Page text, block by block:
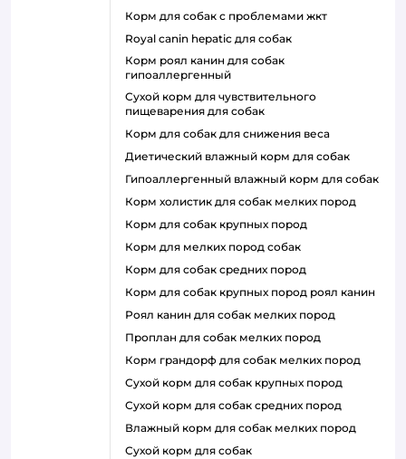
корм для собак с проблемами жкт
royal canin hepatic для собак
корм роял канин для собак
гипоаллергенный
сухой корм для чувствительного
пищеварения для собак
корм для собак для снижения веса
диетический влажный корм для собак
гипоаллергенный влажный корм для собак
корм холистик для собак мелких пород
корм для собак крупных пород
корм для мелких пород собак
корм для собак средних пород
корм для собак крупных пород роял канин
роял канин для собак мелких пород
проплан для собак мелких пород
корм грандорф для собак мелких пород
сухой корм для собак крупных пород
сухой корм для собак средних пород
влажный корм для собак мелких пород
сухой корм для собак